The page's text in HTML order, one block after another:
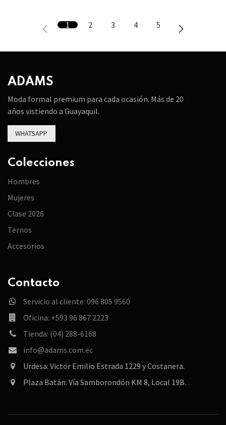
1 2 3 4 5
ADAMS
Moda formal premium para cada ocasión. Más de 20
años vistiendo a Guayaquil.
WHATSAPP
Colecciones
Hombres
Mujeres
Clase 2026
Ternos
Accesorios
Contacto
Servicio al cliente: 096 805 9560
Oficina: +593 96 867 2223
Tienda: (04) 288-6168
info@adams.com.ec
Urdesa: Victor Emilio Estrada 1229 y Costanera.
Plaza Batán: Vía Samborondón KM 8, Local 19B.